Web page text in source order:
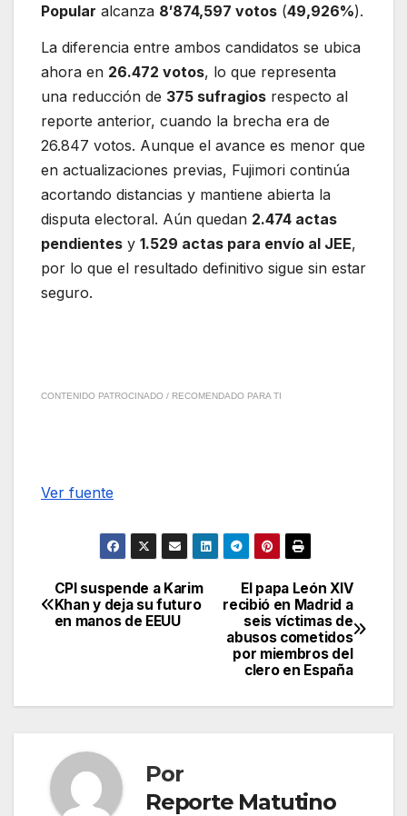
Popular alcanza 8′874,597 votos (49,926%).
La diferencia entre ambos candidatos se ubica
ahora en 26.472 votos, lo que representa
una reducción de 375 sufragios respecto al
reporte anterior, cuando la brecha era de
26.847 votos. Aunque el avance es menor que
en actualizaciones previas, Fujimori continúa
acortando distancias y mantiene abierta la
disputa electoral. Aún quedan 2.474 actas
pendientes y 1.529 actas para envío al JEE,
por lo que el resultado definitivo sigue sin estar
seguro.
CONTENIDO PATROCINADO / RECOMENDADO PARA TI
Ver fuente
Navegación
de
El papa León XIV
recibió en Madrid a
seis víctimas de
abusos cometidos
por miembros del
clero en España
CPI suspende a Karim
Khan y deja su futuro
en manos de EEUU
Por
Reporte Matutino